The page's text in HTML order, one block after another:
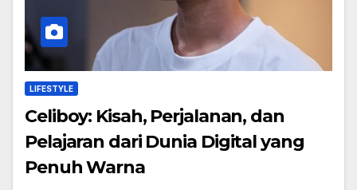
LIFESTYLE
Celiboy: Kisah, Perjalanan, dan
Pelajaran dari Dunia Digital yang
Penuh Warna